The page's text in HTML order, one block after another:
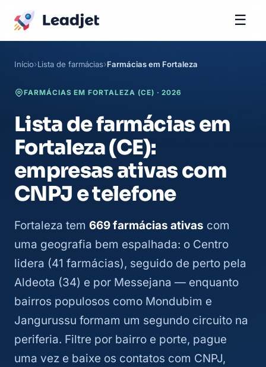
☰
Início Lista de farmácias Farmácias em Fortaleza
FARMÁCIAS EM FORTALEZA (CE) · 2026
Lista de farmácias em
Fortaleza (CE):
empresas ativas com
CNPJ e telefone
Fortaleza tem 669 farmácias ativas com
uma geografia bem espalhada: o Centro
lidera (41 farmácias), seguido de perto pela
Aldeota (34) e por Messejana — enquanto
bairros populosos como Mondubim e
Jangurussu formam um segundo circuito na
periferia. Filtre por bairro e porte, pague
uma vez e baixe os contatos com CNPJ,